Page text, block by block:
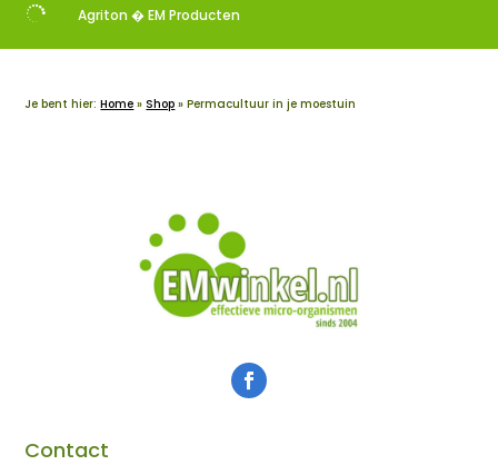
 Agriton � EM Producten
Je bent hier:Home » Shop »Permacultuur in je moestuin
Contact